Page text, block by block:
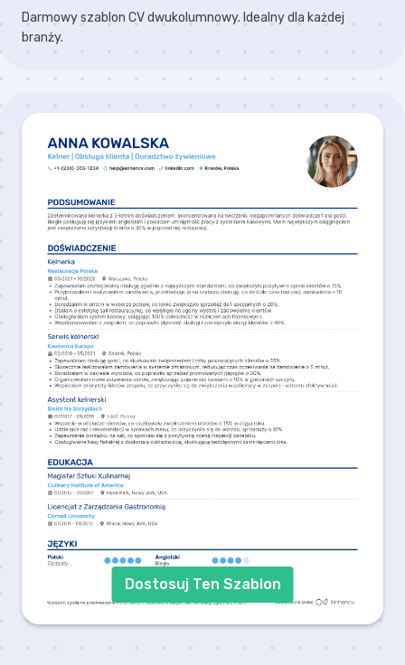
Darmowy szablon CV dwukolumnowy. Idealny dla każdej
branży.
Dostosuj Ten Szablon